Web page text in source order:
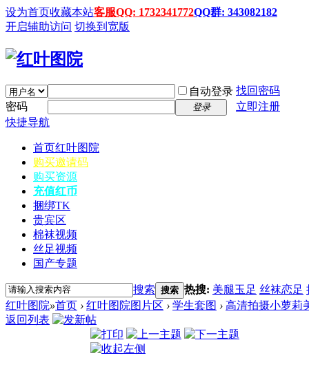
设为首页收藏本站客服QQ: 1732341772QQ群: 343082182
开启辅助访问 切换到宽版
自动登录 找回密码
密码
登录
立即注册
快捷导航
首页红叶图院
购买邀请码
购买资源
充值红币
捆绑TK
贵宾区
棉袜视频
丝足视频
国产专题
搜索 搜索 热搜: 美腿玉足 丝袜恋足
红叶图院»首页 › 红叶图院图片区 › 学生套图 › 高清拍摄小萝莉
返回列表